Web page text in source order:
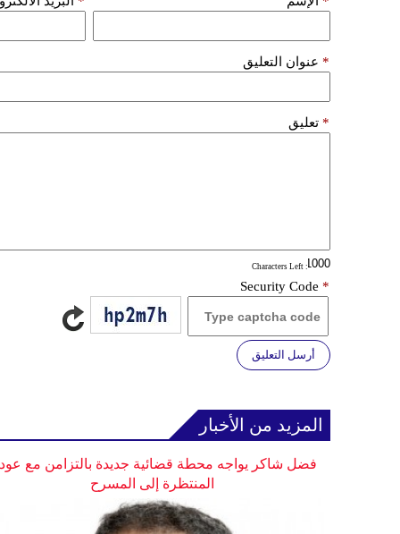
عنوان التعليق *
تعليق *
: Characters Left
Security Code *
أرسل التعليق
المزيد من الأخبار
فضل شاكر يواجه محطة قضائية جديدة بالتزامن مع
المنتظرة إلى المسرح